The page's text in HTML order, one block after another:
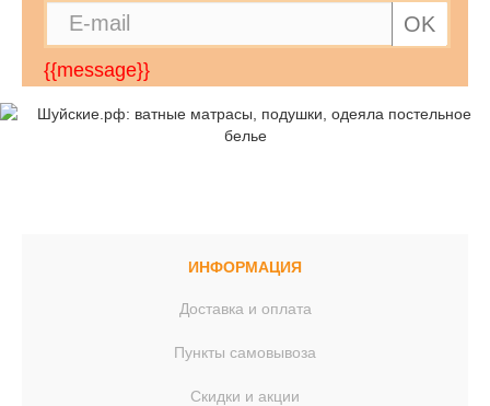
OK
{{message}}
ИНФОРМАЦИЯ
Доставка и оплата
Пункты самовывоза
Скидки и акции